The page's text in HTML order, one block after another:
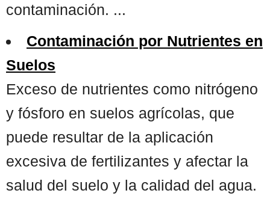
contaminación. ...
Contaminación por Nutrientes en
Suelos
Exceso de nutrientes como nitrógeno
y fósforo en suelos agrícolas, que
puede resultar de la aplicación
excesiva de fertilizantes y afectar la
salud del suelo y la calidad del agua.